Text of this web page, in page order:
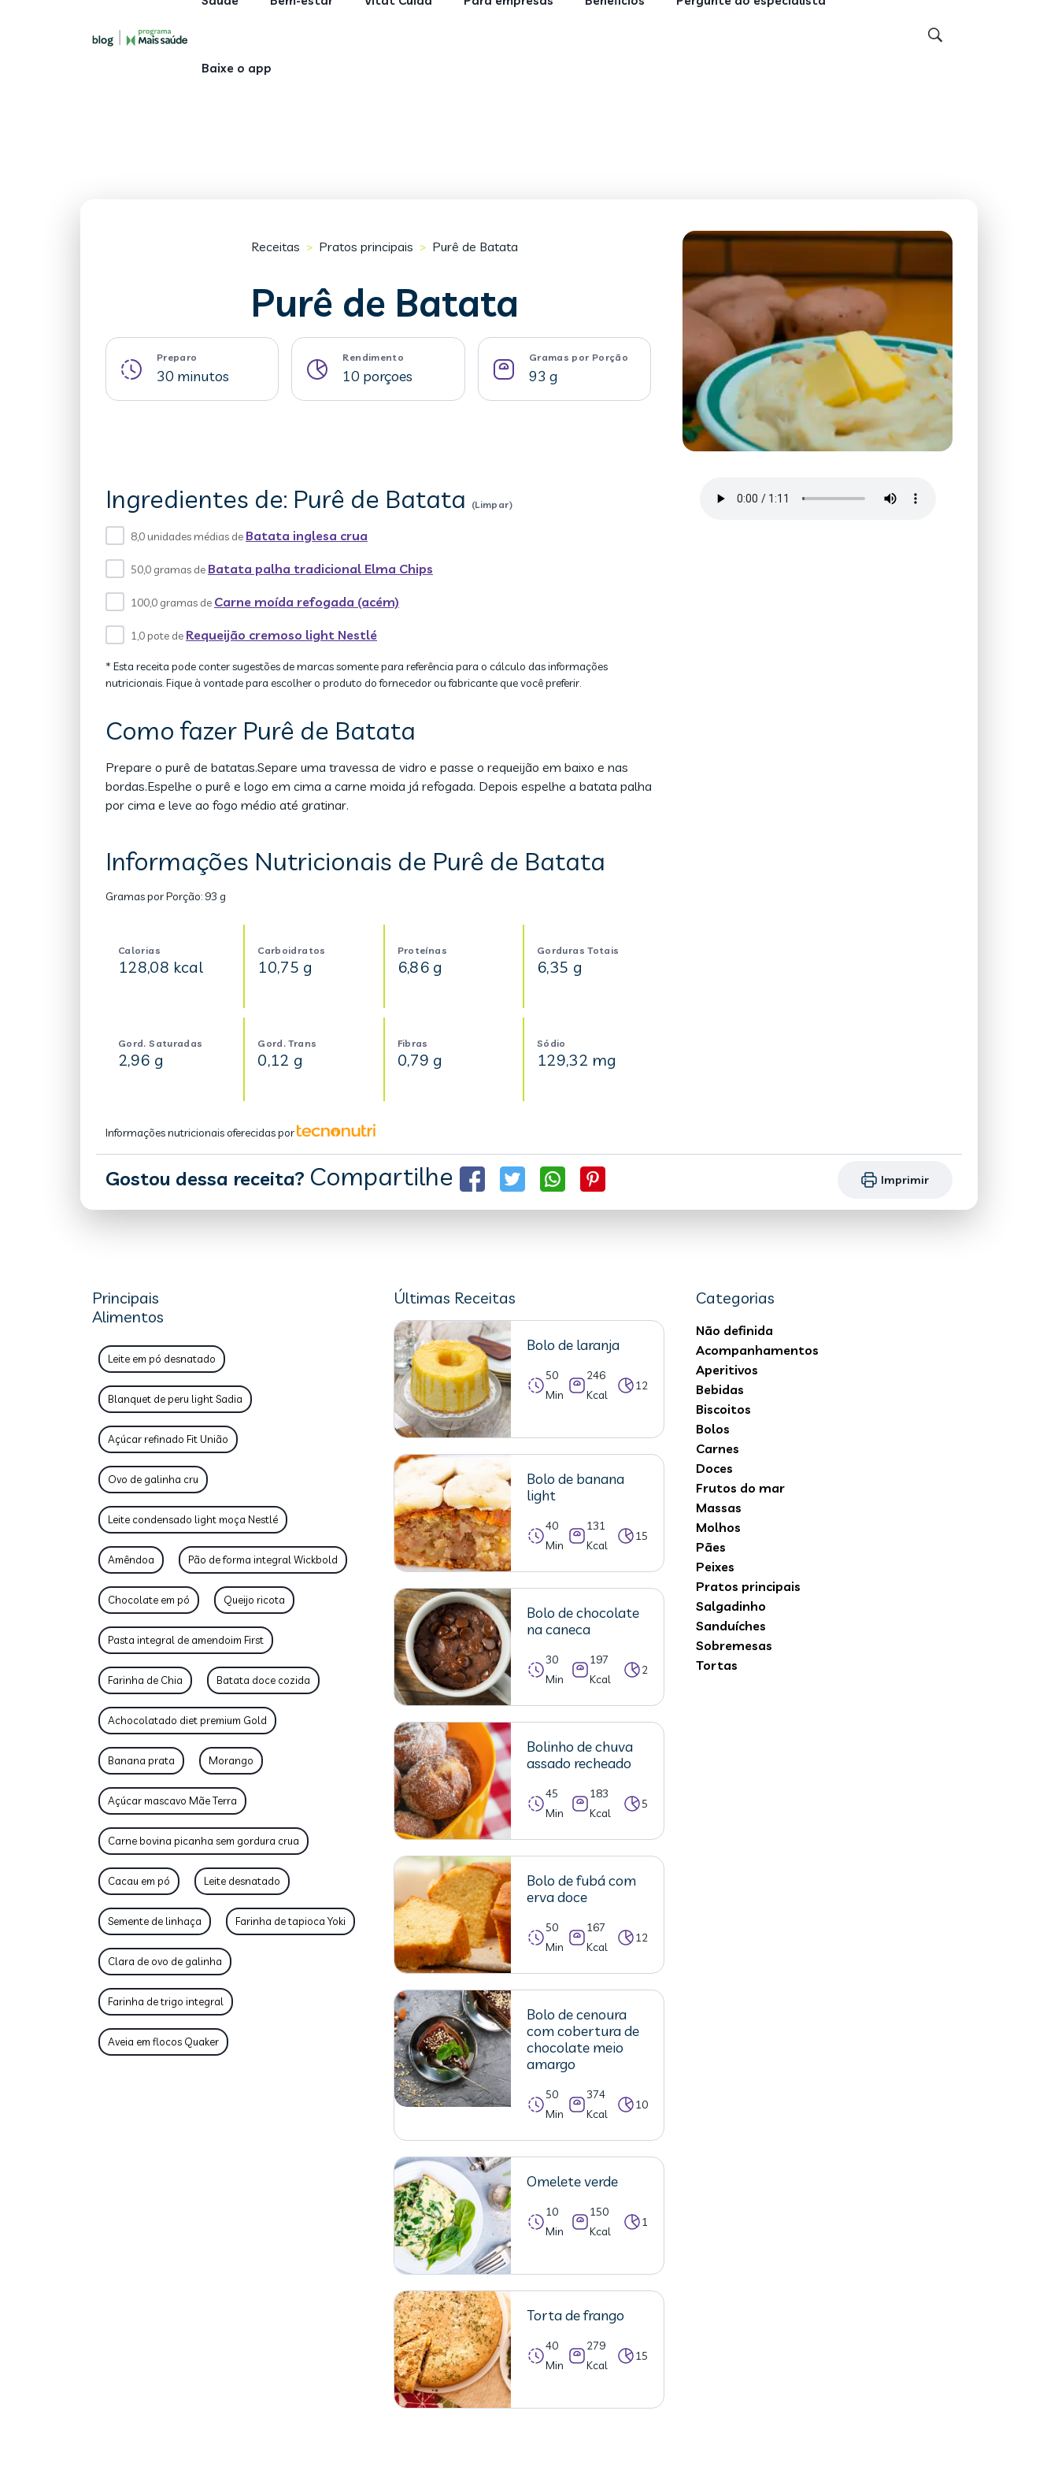
Baixe o app
Receitas > Pratos principais > Purê de Batata
Purê de Batata
Preparo
30 minutos
Rendimento
10 porçoes
Gramas por Porção
93 g
Ingredientes de: Purê de Batata (Limpar)
8,0 unidades médias de Batata inglesa crua
50,0 gramas de Batata palha tradicional Elma Chips
100,0 gramas de Carne moída refogada (acém)
1,0 pote de Requeijão cremoso light Nestlé
* Esta receita pode conter sugestões de marcas somente para referência para o cálculo das informações
nutricionais. Fique à vontade para escolher o produto do fornecedor ou fabricante que você preferir.
Como fazer Purê de Batata
Prepare o purê de batatas.Separe uma travessa de vidro e passe o requeijão em baixo e nas
bordas.Espelhe o purê e logo em cima a carne moida já refogada. Depois espelhe a batata palha
por cima e leve ao fogo médio até gratinar.
Informações Nutricionais de Purê de Batata
Gramas por Porção: 93 g
Calorias
128,08 kcal
Carboidratos
10,75 g
Proteínas
6,86 g
Gorduras Totais
6,35 g
Gord. Saturadas
2,96 g
Gord. Trans
0,12 g
Fibras
0,79 g
Sódio
129,32 mg
Informações nutricionais oferecidas por
Gostou dessa receita? Compartilhe Imprimir
Principais
Alimentos
Leite em pó desnatado
Blanquet de peru light Sadia
Açúcar refinado Fit União
Ovo de galinha cru
Leite condensado light moça Nestlé
Amêndoa Pão de forma integral Wickbold
Chocolate em pó Queijo ricota
Pasta integral de amendoim First
Farinha de Chia Batata doce cozida
Achocolatado diet premium Gold
Banana prata Morango
Açúcar mascavo Mãe Terra
Carne bovina picanha sem gordura crua
Cacau em pó Leite desnatado
Semente de linhaça Farinha de tapioca Yoki
Clara de ovo de galinha
Farinha de trigo integral
Aveia em flocos Quaker
Últimas Receitas
Bolo de laranja
50
Min
246
Kcal
12
Bolo de banana
light
40
Min
131
Kcal
15
Bolo de chocolate
na caneca
30
Min
197
Kcal
2
Bolinho de chuva
assado recheado
45
Min
183
Kcal
5
Bolo de fubá com
erva doce
50
Min
167
Kcal
12
Bolo de cenoura
com cobertura de
chocolate meio
amargo
50
Min
374
Kcal
10
Omelete verde
10
Min
150
Kcal
1
Torta de frango
40
Min
279
Kcal
15
Categorias
Não definida
Acompanhamentos
Aperitivos
Bebidas
Biscoitos
Bolos
Carnes
Doces
Frutos do mar
Massas
Molhos
Pães
Peixes
Pratos principais
Salgadinho
Sanduíches
Sobremesas
Tortas